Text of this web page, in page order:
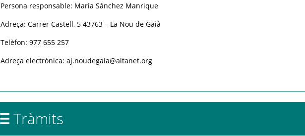
Persona responsable: Maria Sánchez Manrique
Adreça: Carrer Castell, 5 43763 – La Nou de Gaià
Telèfon: 977 655 257
Adreça electrònica: aj.noudegaia@altanet.org
Tràmits